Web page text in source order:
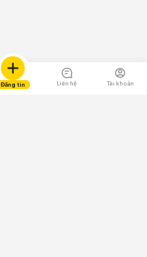
Đăng tin Liên hệ Tài khoản